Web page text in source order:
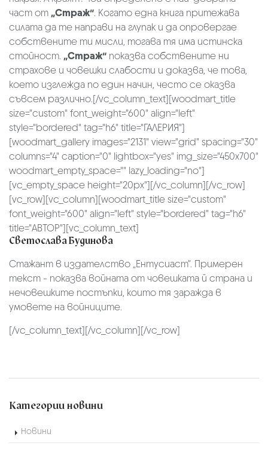
част от „Страж“. Когато една книга притежава
силата да те направи на глупак и да опровергае
собствените ти мисли, тогава тя има истинска
стойност. „Страж“ показва собствените ни
страхове и човешки слабости и доказва, че това,
което изглежда по един начин, често се оказва
съвсем различно.[/vc_column_text][woodmart_title
size="custom" font_weight="600" align="left"
style="bordered" tag="h6" title="ГАЛЕРИЯ"]
[woodmart_gallery images="2131" view="grid" spacing="30"
columns="4" caption="0" lightbox="yes" img_size="450x700"
woodmart_empty_space="" lazy_loading="no"]
[vc_empty_space height="20px"][/vc_column][/vc_row]
[vc_row][vc_column][woodmart_title size="custom"
font_weight="600" align="left" style="bordered" tag="h6"
title="АВТОР"][vc_column_text]
Светослава Будинова
Cтажант в издателство „Ентусиаст“. Примерен
текст - показва войната от човешката й страна и
нечовешките постъпки, които тя заражда в
умовете на войниците.
[/vc_column_text][/vc_column][/vc_row]
Категории новини
Новини